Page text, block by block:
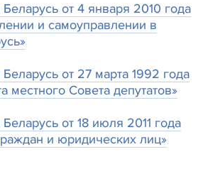
от 4 января 2010 года
и самоуправлении в
от 27 марта 1992 года
местного Совета депутатов»
от 18 июля 2011 года
и юридических лиц»